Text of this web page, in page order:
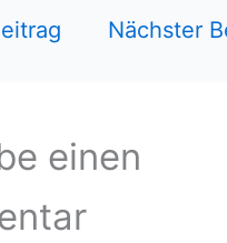
Nächster
einen